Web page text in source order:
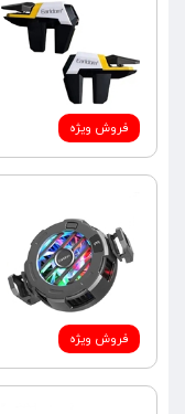
فروش ویژه
فروش ویژه